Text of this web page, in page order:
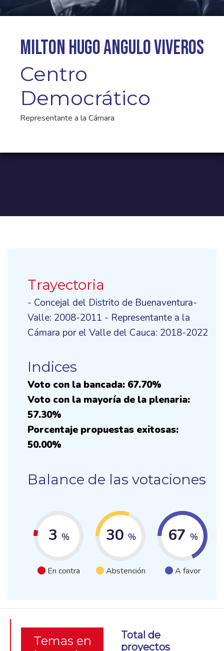
Milton Hugo Angulo Viveros
Centro
Democrático
Representante a la Cámara
Trayectoria
- Concejal del Distrito de Buenaventura-
Valle: 2008-2011 - Representante a la
Cámara por el Valle del Cauca: 2018-2022
Indices
Voto con la bancada: 67.70%
Voto con la mayoría de la plenaria:
57.30%
Porcentaje propuestas exitosas:
50.00%
Balance de las votaciones
3 %
En contra
30 %
Abstención
67 %
A favor
Temas en
Total de
proyectos